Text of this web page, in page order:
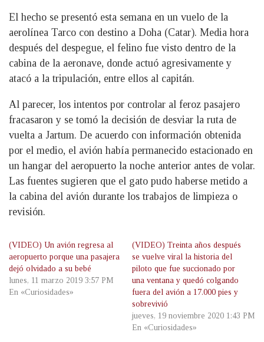
El hecho se presentó esta semana en un vuelo de la
aerolínea Tarco con destino a Doha (Catar). Media hora
después del despegue, el felino fue visto dentro de la
cabina de la aeronave, donde actuó agresivamente y
atacó a la tripulación, entre ellos al capitán.
Al parecer, los intentos por controlar al feroz pasajero
fracasaron y se tomó la decisión de desviar la ruta de
vuelta a Jartum. De acuerdo con información obtenida
por el medio, el avión había permanecido estacionado en
un hangar del aeropuerto la noche anterior antes de volar.
Las fuentes sugieren que el gato pudo haberse metido a
la cabina del avión durante los trabajos de limpieza o
revisión.
(VIDEO) Un avión regresa al
aeropuerto porque una pasajera
dejó olvidado a su bebé
lunes, 11 marzo 2019 3:57 PM
En «Curiosidades»
(VIDEO) Treinta años después
se vuelve viral la historia del
piloto que fue succionado por
una ventana y quedó colgando
fuera del avión a 17.000 pies y
sobrevivió
jueves, 19 noviembre 2020 1:43 PM
En «Curiosidades»